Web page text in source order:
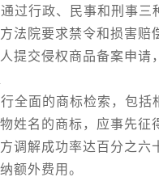
行政、民事和刑事三
法院要求禁令和损害
提交侵权商品备案申请
面的商标检索，包括
姓名的商标，应事先
调解成功率达百分之
额外费用。